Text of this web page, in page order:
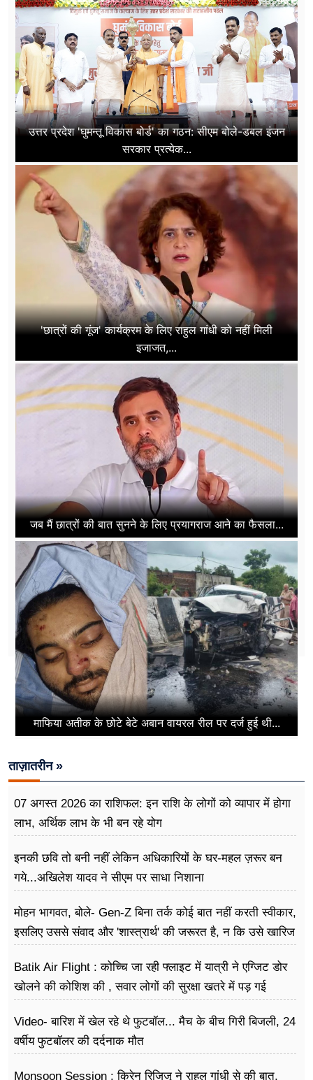
उत्तर प्रदेश 'घुमन्तू विकास बोर्ड' का गठन: सीएम बोले-डबल इंजन
सरकार प्रत्येक...
'छात्रों की गूंज' कार्यक्रम के लिए राहुल गांधी को नहीं मिली
इजाजत,...
जब मैं छात्रों की बात सुनने के लिए प्रयागराज आने का फैसला...
माफिया अतीक के छोटे बेटे अबान वायरल रील पर दर्ज हुई थी...
ताज़ातरीन »
07 अगस्त 2026 का राशिफल: इन राशि के लोगों को व्यापार में होगा
लाभ, अर्थिक लाभ के भी बन रहे योग
इनकी छवि तो बनी नहीं लेकिन अधिकारियों के घर-महल ज़रूर बन
गये...अखिलेश यादव ने सीएम पर साधा​ निशाना
मोहन भागवत, बोले- Gen-Z बिना तर्क कोई बात नहीं करती स्वीकार,
इसलिए उससे संवाद और 'शास्त्रार्थ' की जरूरत है, न कि उसे खारिज
Batik Air Flight : कोच्चि जा रही फ्लाइट में यात्री ने एग्जिट डोर
खोलने की कोशिश की , सवार लोगों की सुरक्षा खतरे में पड़ गई
Video- बारिश में खेल रहे थे फुटबॉल... मैच के बीच गिरी बिजली, 24
वर्षीय फुटबॉलर की दर्दनाक मौत
Monsoon Session : किरेन रिजिजू ने राहुल गांधी से की बात,